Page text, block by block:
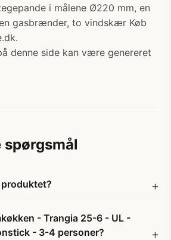
i målene Ø220 mm, en
gasbrænder, to vindskær Køb
denne side kan være genereret
- Trangia 25-6 - UL -
- 3-4 personer?